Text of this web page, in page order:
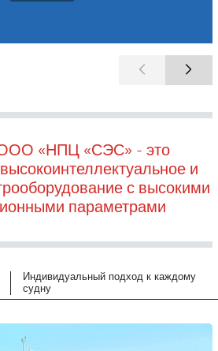
«НПЦ «СЭС» - это
и
с высокими
параметрами
Индивидуальный подход к каждому
судну